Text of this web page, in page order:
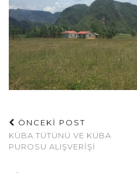
ÖNCEKİ POST
KÜBA TÜTÜNÜ VE KÜBA
PUROSU ALIŞVERIŞI